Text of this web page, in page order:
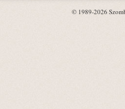
© 1989-2026